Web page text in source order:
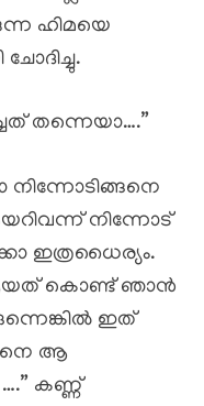
ഹിമയെ
തന്നെയാ….”
നിന്നോടിങ്ങനെ
നിന്നോട്
ഇത്രധൈര്യം.
കൊണ്ട് ഞാൻ
ഇത്
ആ
കണ്ണ്